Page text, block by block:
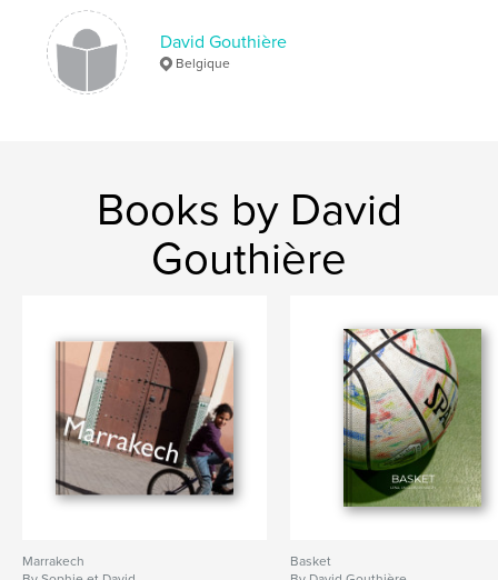
Keywords
Imagier Mots , Images
David Gouthière
Belgique
Books by David
Gouthière
Marrakech
Basket